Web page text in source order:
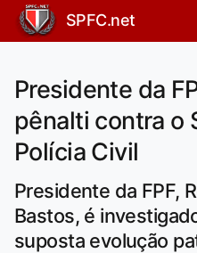
SPFC.net
Presidente da
pênalti contra o
Polícia Civil
Presidente da FPF,
Bastos, é
suposta evolução